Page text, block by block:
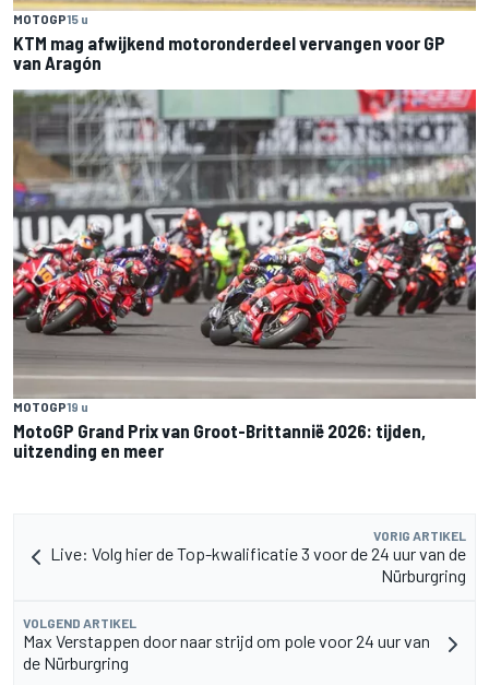
MOTOGP15 u
KTM mag afwijkend motoronderdeel vervangen voor GP
van Aragón
MOTOGP19 u
MotoGP Grand Prix van Groot-Brittannië 2026: tijden,
uitzending en meer
VORIG ARTIKEL
Live: Volg hier de Top-kwalificatie 3 voor de 24 uur van de
Nürburgring
VOLGEND ARTIKEL
Max Verstappen door naar strijd om pole voor 24 uur van
de Nürburgring